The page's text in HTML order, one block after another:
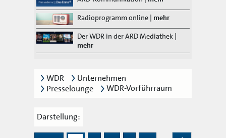
Radioprogramm online | mehr
Der WDR in der ARD Mediathek |
mehr
WDR
Unternehmen
Presselounge
WDR-Vorführraum
Darstellung: